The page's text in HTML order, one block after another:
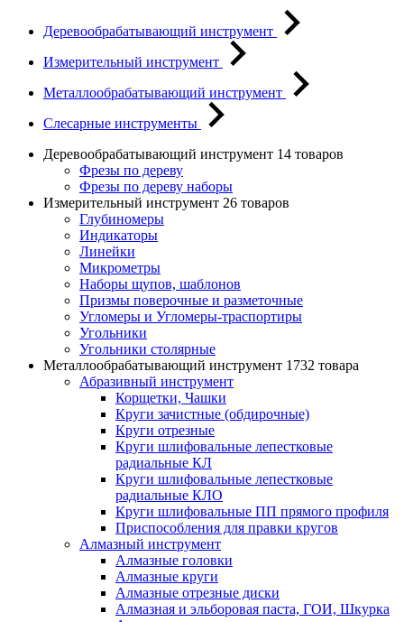
Деревообрабатывающий инструмент
Измерительный инструмент
Металлообрабатывающий инструмент
Слесарные инструменты
Деревообрабатывающий инструмент 14 товаров
Фрезы по дереву
Фрезы по дереву наборы
Измерительный инструмент 26 товаров
Глубиномеры
Индикаторы
Линейки
Микрометры
Наборы щупов, шаблонов
Призмы поверочные и разметочные
Угломеры и Угломеры-траспортиры
Угольники
Угольники столярные
Металлообрабатывающий инструмент 1732 товара
Абразивный инструмент
Корщетки, Чашки
Круги зачистные (обдирочные)
Круги отрезные
Круги шлифовальные лепестковые
радиальные КЛ
Круги шлифовальные лепестковые
радиальные КЛО
Круги шлифовальные ПП прямого профиля
Приспособления для правки кругов
Алмазный инструмент
Алмазные головки
Алмазные круги
Алмазные отрезные диски
Алмазная и эльборовая паста, ГОИ, Шкурка